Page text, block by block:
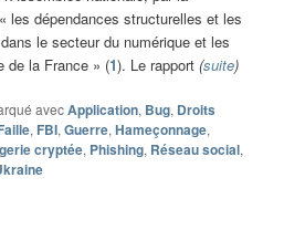
les dépendances structurelles et les
le secteur du numérique et les
de la France » (1). Le rapport(suite)
avecApplication, Bug, Droits
, FBI,Guerre,Hameçonnage,
cryptée, Phishing, Réseau social,